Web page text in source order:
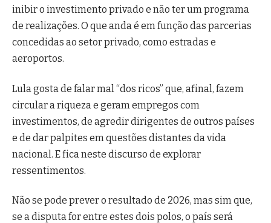
inibir o investimento privado e não ter um programa
de realizações. O que anda é em função das parcerias
concedidas ao setor privado, como estradas e
aeroportos.
Lula gosta de falar mal “dos ricos” que, afinal, fazem
circular a riqueza e geram empregos com
investimentos, de agredir dirigentes de outros países
e de dar palpites em questões distantes da vida
nacional. E fica neste discurso de explorar
ressentimentos.
Não se pode prever o resultado de 2026, mas sim que,
se a disputa for entre estes dois polos, o país será